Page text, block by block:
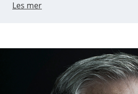
Les mer